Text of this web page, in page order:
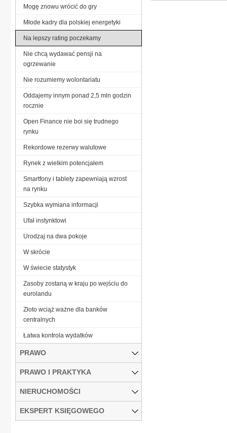
Mogę znowu wrócić do gry
Młode kadry dla polskiej energetyki
Na lepszy rating poczekamy
Nie chcą wydawać pensji na
ogrzewanie
Nie rozumiemy wolontariatu
Oddajemy innym ponad 2,5 mln godzin
rocznie
Open Finance nie boi się trudnego
rynku
Rekordowe rezerwy walutowe
Rynek z wielkim potencjałem
Smartfony i tablety zapewniają wzrost
na rynku
Szybka wymiana informacji
Ufał instynktowi
Urodzaj na dwa pokoje
W skrócie
W świecie statystyk
Zasoby zostaną w kraju po wejściu do
eurolandu
Złoto wciąż ważne dla banków
centralnych
Łatwa kontrola wydatków
PRAWO
PRAWO I PRAKTYKA
NIERUCHOMOŚCI
EKSPERT KSIĘGOWEGO